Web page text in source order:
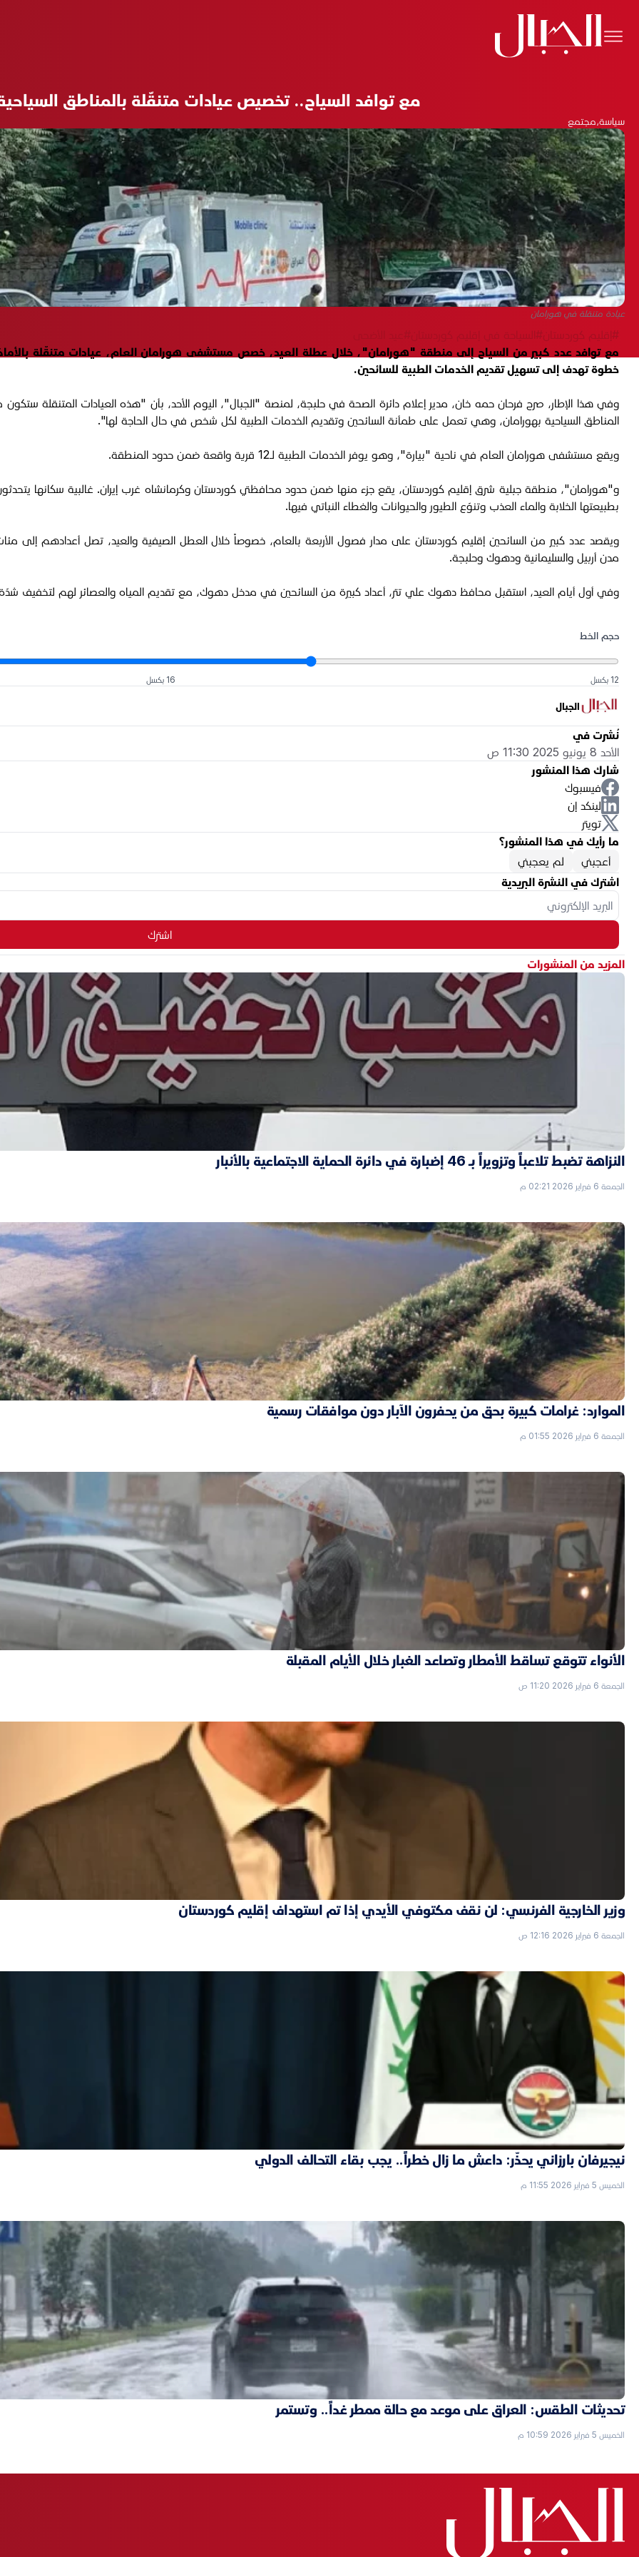
مع توافد السياح.. تخصيص عيادات متنقّلة بالمناطق
سياسة،مجتمع
عيادة متنقلة في هورامان
#إقليم كوردستان#السياحة في إقليم كوردستان
مع توافد عدد كبير من السياح إلى منطقة "هورامان"، خلال عطلة العيد، خصص مستشفى هورامان العام، عيادات متنقّلة
خطوة تهدف إلى تسهيل تقديم الخدمات الطبية للسائحين.
المناطق السياحية بهورامان، وهي تعمل على طمأنة السائحين وتقديم الخدمات الطبية لكل شخص في حال الحاجة لها".
ويقع مستشفى هورامان العام في ناحية "بيارة"، وهو يوفر الخدمات الطبية لـ12 قرية واقعة ضمن حدود المنطقة.
و"هورامان"، منطقة جبلية شرق إقليم كوردستان، يقع جزء منها ضمن حدود محافظتي كوردستان وكرمانشاه غرب إيران. غالبية سكانها
بطبيعتها الخلابة والماء العذب وتنوّع الطيور والحيوانات والغطاء النباتي فيها.
ويقصد عدد كبير من السائحين إقليم كوردستان على مدار فصول الأربعة بالعام، خصوصاً خلال العطل الصيفية والعيد، تصل أعدادهم إلى
مدن أربيل والسليمانية ودهوك وحلبجة.
وفي أول أيام العيد، استقبل محافظ دهوك علي تتر، أعداد كبيرة من السائحين في مدخل دهوك، مع تقديم المياه والعصائر لهم لتخفيف شدّة
حجم الخط
12 بكسل 16 بكسل
الجبال
نُشرت في
الأحد 8 يونيو 2025 11:30 ص
شارك هذا المنشور
فيسبوك
لينكد إن
تويتر
ما رأيك في هذا المنشور؟
أعجبني
لم يعجبني
اشترك في النشرة البريدية
اشترك
المزيد من المنشورات
النزاهة تضبط تلاعباً وتزويراً بـ 46 إضبارة في دائرة الحماية الاجتماعية بالأنبار
الجمعة 6 فبراير 2026 02:21 م
الموارد: غرامات كبيرة بحق من يحفرون الآبار دون موافقات رسمية
الجمعة 6 فبراير 2026 01:55 م
الأنواء تتوقع تساقط الأمطار وتصاعد الغبار خلال الأيام المقبلة
الجمعة 6 فبراير 2026 11:20 ص
وزير الخارجية الفرنسي: لن نقف مكتوفي الأيدي إذا تم استهداف إقليم كوردستان
الجمعة 6 فبراير 2026 12:16 ص
نيجيرفان بارزاني يحذّر: داعش ما زال خطراً.. يجب بقاء التحالف الدولي
الخميس 5 فبراير 2026 11:55 م
تحديثات الطقس: العراق على موعد مع حالة ممطر غداً.. وتستمر
الخميس 5 فبراير 2026 10:59 م